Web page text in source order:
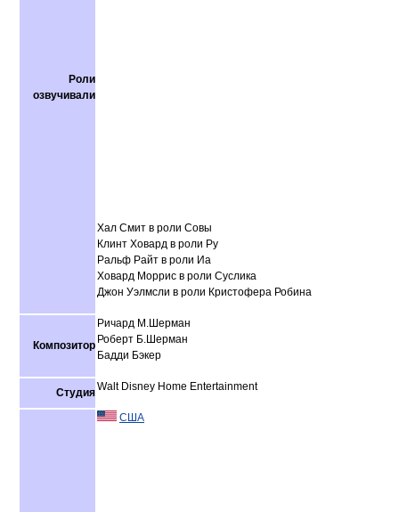
Роли
озвучивали
Хал Смит в роли Совы
Клинт Ховард в роли Ру
Ральф Райт в роли Иа
Ховард Моррис в роли Суслика
Джон Уэлмсли в роли Кристофера Робина
Композитор
Ричард М.Шерман
Роберт Б.Шерман
Бадди Бэкер
СтудияWalt Disney Home Entertainment
США